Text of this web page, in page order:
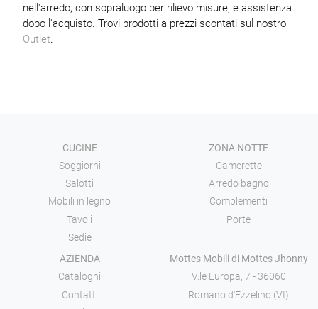
nell'arredo, con sopraluogo per rilievo misure, e assistenza
dopo l'acquisto. Trovi prodotti a prezzi scontati sul nostro
Outlet.
CUCINE
Soggiorni
Salotti
Mobili in legno
Tavoli
Sedie
ZONA NOTTE
Camerette
Arredo bagno
Complementi
Porte
AZIENDA
Cataloghi
Contatti
Mottes Mobili di Mottes Jhonny
V.le Europa, 7 - 36060
Romano d'Ezzelino (VI)